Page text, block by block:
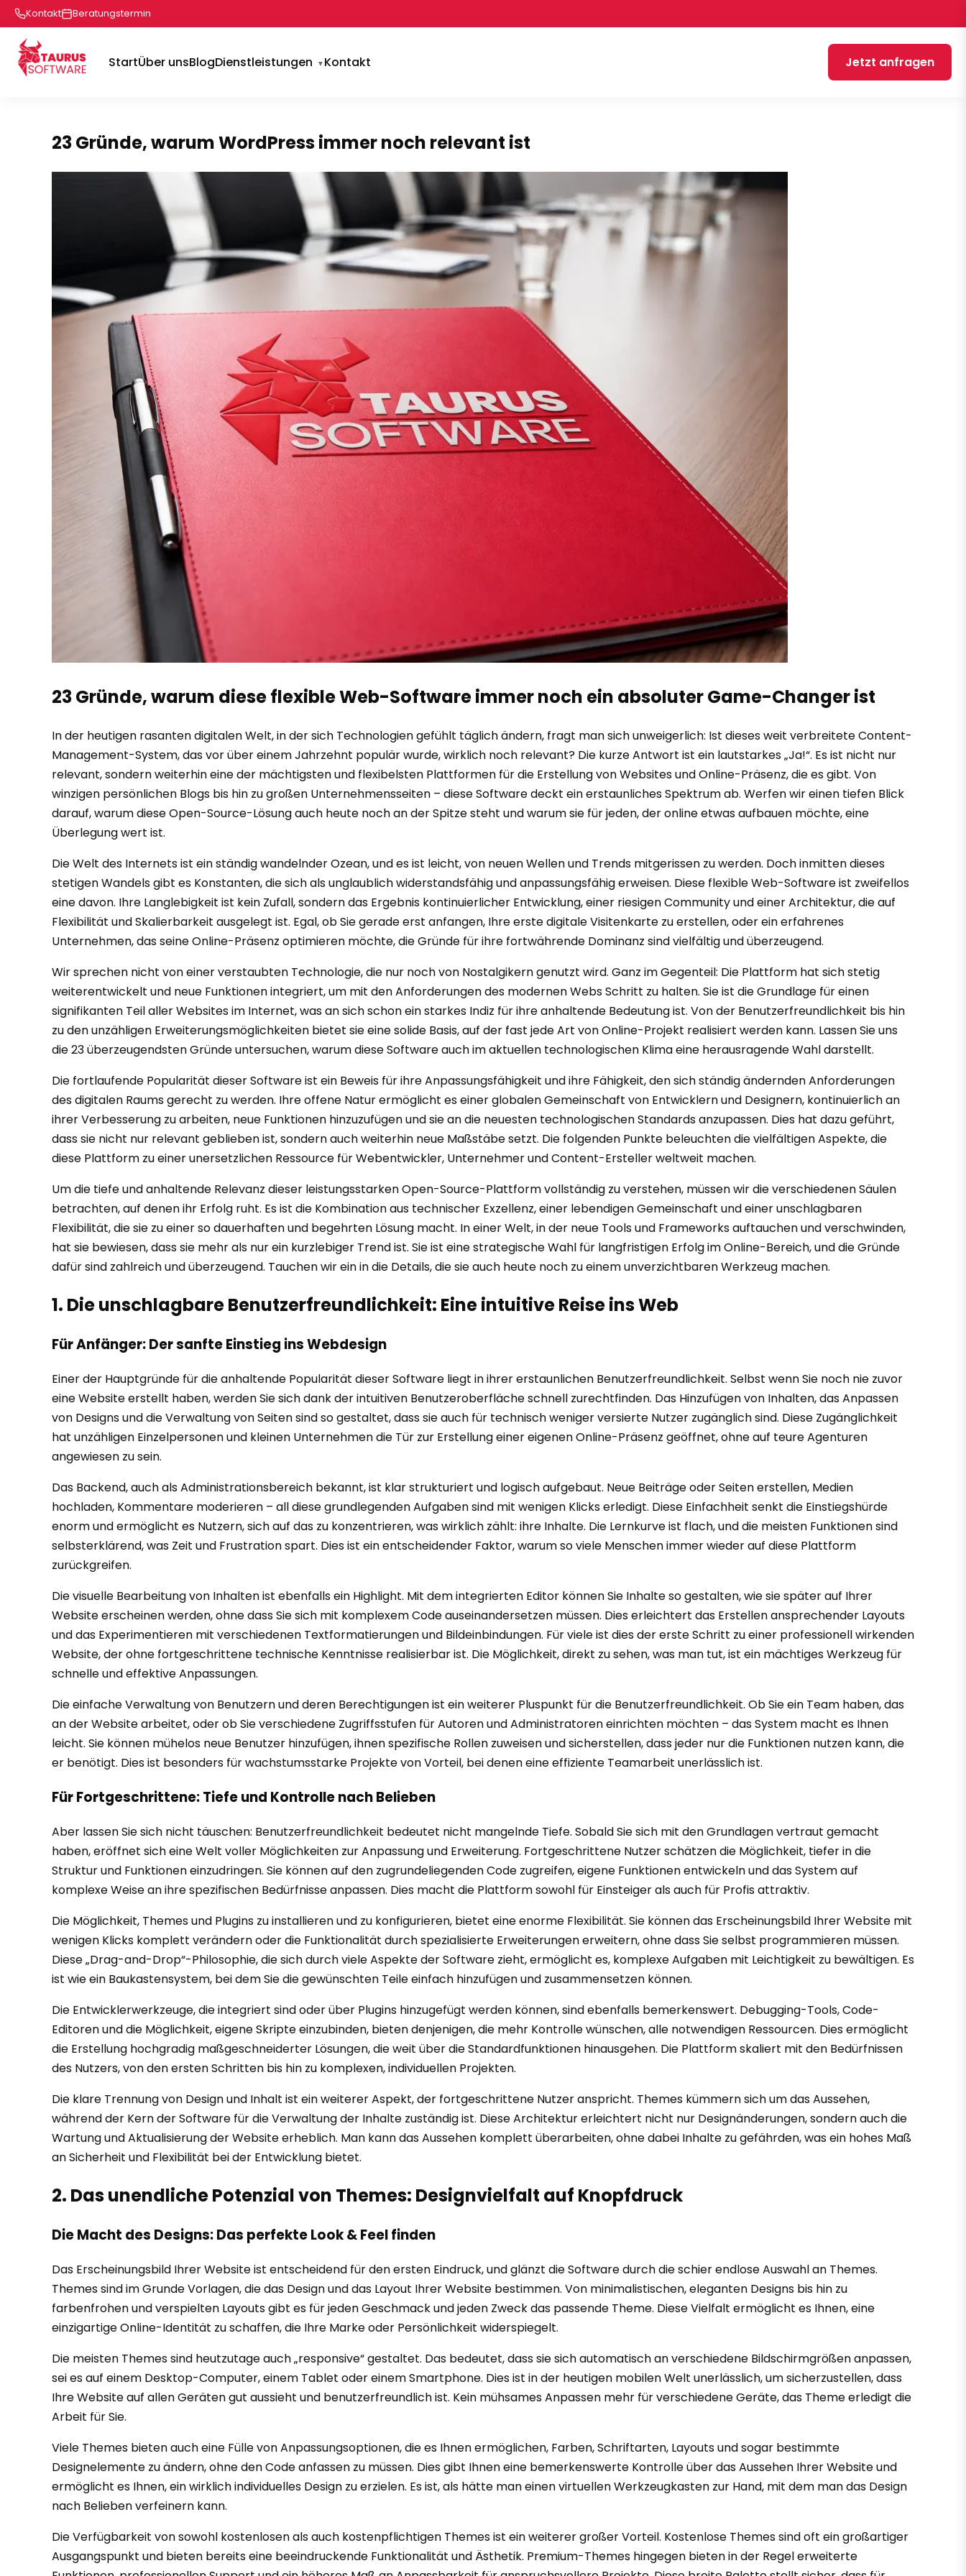
Kontakt Beratungstermin
StartÜber unsBlogDienstleistungen Kontakt Jetzt anfragen
23 Gründe, warum WordPress immer noch relevant ist
23 Gründe, warum diese flexible Web-Software immer noch ein absoluter Game-Changer ist
In der heutigen rasanten digitalen Welt, in der sich Technologien gefühlt täglich ändern, fragt man sich unweigerlich: Ist dieses weit verbreitete Content-
Management-System, das vor über einem Jahrzehnt populär wurde, wirklich noch relevant? Die kurze Antwort ist ein lautstarkes „Ja!“. Es ist nicht nur
relevant, sondern weiterhin eine der mächtigsten und flexibelsten Plattformen für die Erstellung von Websites und Online-Präsenz, die es gibt. Von
winzigen persönlichen Blogs bis hin zu großen Unternehmensseiten – diese Software deckt ein erstaunliches Spektrum ab. Werfen wir einen tiefen Blick
darauf, warum diese Open-Source-Lösung auch heute noch an der Spitze steht und warum sie für jeden, der online etwas aufbauen möchte, eine
Überlegung wert ist.
Die Welt des Internets ist ein ständig wandelnder Ozean, und es ist leicht, von neuen Wellen und Trends mitgerissen zu werden. Doch inmitten dieses
stetigen Wandels gibt es Konstanten, die sich als unglaublich widerstandsfähig und anpassungsfähig erweisen. Diese flexible Web-Software ist zweifellos
eine davon. Ihre Langlebigkeit ist kein Zufall, sondern das Ergebnis kontinuierlicher Entwicklung, einer riesigen Community und einer Architektur, die auf
Flexibilität und Skalierbarkeit ausgelegt ist. Egal, ob Sie gerade erst anfangen, Ihre erste digitale Visitenkarte zu erstellen, oder ein erfahrenes
Unternehmen, das seine Online-Präsenz optimieren möchte, die Gründe für ihre fortwährende Dominanz sind vielfältig und überzeugend.
Wir sprechen nicht von einer verstaubten Technologie, die nur noch von Nostalgikern genutzt wird. Ganz im Gegenteil: Die Plattform hat sich stetig
weiterentwickelt und neue Funktionen integriert, um mit den Anforderungen des modernen Webs Schritt zu halten. Sie ist die Grundlage für einen
signifikanten Teil aller Websites im Internet, was an sich schon ein starkes Indiz für ihre anhaltende Bedeutung ist. Von der Benutzerfreundlichkeit bis hin
zu den unzähligen Erweiterungsmöglichkeiten bietet sie eine solide Basis, auf der fast jede Art von Online-Projekt realisiert werden kann. Lassen Sie uns
die 23 überzeugendsten Gründe untersuchen, warum diese Software auch im aktuellen technologischen Klima eine herausragende Wahl darstellt.
Die fortlaufende Popularität dieser Software ist ein Beweis für ihre Anpassungsfähigkeit und ihre Fähigkeit, den sich ständig ändernden Anforderungen
des digitalen Raums gerecht zu werden. Ihre offene Natur ermöglicht es einer globalen Gemeinschaft von Entwicklern und Designern, kontinuierlich an
ihrer Verbesserung zu arbeiten, neue Funktionen hinzuzufügen und sie an die neuesten technologischen Standards anzupassen. Dies hat dazu geführt,
dass sie nicht nur relevant geblieben ist, sondern auch weiterhin neue Maßstäbe setzt. Die folgenden Punkte beleuchten die vielfältigen Aspekte, die
diese Plattform zu einer unersetzlichen Ressource für Webentwickler, Unternehmer und Content-Ersteller weltweit machen.
Um die tiefe und anhaltende Relevanz dieser leistungsstarken Open-Source-Plattform vollständig zu verstehen, müssen wir die verschiedenen Säulen
betrachten, auf denen ihr Erfolg ruht. Es ist die Kombination aus technischer Exzellenz, einer lebendigen Gemeinschaft und einer unschlagbaren
Flexibilität, die sie zu einer so dauerhaften und begehrten Lösung macht. In einer Welt, in der neue Tools und Frameworks auftauchen und verschwinden,
hat sie bewiesen, dass sie mehr als nur ein kurzlebiger Trend ist. Sie ist eine strategische Wahl für langfristigen Erfolg im Online-Bereich, und die Gründe
dafür sind zahlreich und überzeugend. Tauchen wir ein in die Details, die sie auch heute noch zu einem unverzichtbaren Werkzeug machen.
1. Die unschlagbare Benutzerfreundlichkeit: Eine intuitive Reise ins Web
Für Anfänger: Der sanfte Einstieg ins Webdesign
Einer der Hauptgründe für die anhaltende Popularität dieser Software liegt in ihrer erstaunlichen Benutzerfreundlichkeit. Selbst wenn Sie noch nie zuvor
eine Website erstellt haben, werden Sie sich dank der intuitiven Benutzeroberfläche schnell zurechtfinden. Das Hinzufügen von Inhalten, das Anpassen
von Designs und die Verwaltung von Seiten sind so gestaltet, dass sie auch für technisch weniger versierte Nutzer zugänglich sind. Diese Zugänglichkeit
hat unzähligen Einzelpersonen und kleinen Unternehmen die Tür zur Erstellung einer eigenen Online-Präsenz geöffnet, ohne auf teure Agenturen
angewiesen zu sein.
Das Backend, auch als Administrationsbereich bekannt, ist klar strukturiert und logisch aufgebaut. Neue Beiträge oder Seiten erstellen, Medien
hochladen, Kommentare moderieren – all diese grundlegenden Aufgaben sind mit wenigen Klicks erledigt. Diese Einfachheit senkt die Einstiegshürde
enorm und ermöglicht es Nutzern, sich auf das zu konzentrieren, was wirklich zählt: ihre Inhalte. Die Lernkurve ist flach, und die meisten Funktionen sind
selbsterklärend, was Zeit und Frustration spart. Dies ist ein entscheidender Faktor, warum so viele Menschen immer wieder auf diese Plattform
zurückgreifen.
Die visuelle Bearbeitung von Inhalten ist ebenfalls ein Highlight. Mit dem integrierten Editor können Sie Inhalte so gestalten, wie sie später auf Ihrer
Website erscheinen werden, ohne dass Sie sich mit komplexem Code auseinandersetzen müssen. Dies erleichtert das Erstellen ansprechender Layouts
und das Experimentieren mit verschiedenen Textformatierungen und Bildeinbindungen. Für viele ist dies der erste Schritt zu einer professionell wirkenden
Website, der ohne fortgeschrittene technische Kenntnisse realisierbar ist. Die Möglichkeit, direkt zu sehen, was man tut, ist ein mächtiges Werkzeug für
schnelle und effektive Anpassungen.
Die einfache Verwaltung von Benutzern und deren Berechtigungen ist ein weiterer Pluspunkt für die Benutzerfreundlichkeit. Ob Sie ein Team haben, das
an der Website arbeitet, oder ob Sie verschiedene Zugriffsstufen für Autoren und Administratoren einrichten möchten – das System macht es Ihnen
leicht. Sie können mühelos neue Benutzer hinzufügen, ihnen spezifische Rollen zuweisen und sicherstellen, dass jeder nur die Funktionen nutzen kann, die
er benötigt. Dies ist besonders für wachstumsstarke Projekte von Vorteil, bei denen eine effiziente Teamarbeit unerlässlich ist.
Für Fortgeschrittene: Tiefe und Kontrolle nach Belieben
Aber lassen Sie sich nicht täuschen: Benutzerfreundlichkeit bedeutet nicht mangelnde Tiefe. Sobald Sie sich mit den Grundlagen vertraut gemacht
haben, eröffnet sich eine Welt voller Möglichkeiten zur Anpassung und Erweiterung. Fortgeschrittene Nutzer schätzen die Möglichkeit, tiefer in die
Struktur und Funktionen einzudringen. Sie können auf den zugrundeliegenden Code zugreifen, eigene Funktionen entwickeln und das System auf
komplexe Weise an ihre spezifischen Bedürfnisse anpassen. Dies macht die Plattform sowohl für Einsteiger als auch für Profis attraktiv.
Die Möglichkeit, Themes und Plugins zu installieren und zu konfigurieren, bietet eine enorme Flexibilität. Sie können das Erscheinungsbild Ihrer Website mit
wenigen Klicks komplett verändern oder die Funktionalität durch spezialisierte Erweiterungen erweitern, ohne dass Sie selbst programmieren müssen.
Diese „Drag-and-Drop“-Philosophie, die sich durch viele Aspekte der Software zieht, ermöglicht es, komplexe Aufgaben mit Leichtigkeit zu bewältigen. Es
ist wie ein Baukastensystem, bei dem Sie die gewünschten Teile einfach hinzufügen und zusammensetzen können.
Die Entwicklerwerkzeuge, die integriert sind oder über Plugins hinzugefügt werden können, sind ebenfalls bemerkenswert. Debugging-Tools, Code-
Editoren und die Möglichkeit, eigene Skripte einzubinden, bieten denjenigen, die mehr Kontrolle wünschen, alle notwendigen Ressourcen. Dies ermöglicht
die Erstellung hochgradig maßgeschneiderter Lösungen, die weit über die Standardfunktionen hinausgehen. Die Plattform skaliert mit den Bedürfnissen
des Nutzers, von den ersten Schritten bis hin zu komplexen, individuellen Projekten.
Die klare Trennung von Design und Inhalt ist ein weiterer Aspekt, der fortgeschrittene Nutzer anspricht. Themes kümmern sich um das Aussehen,
während der Kern der Software für die Verwaltung der Inhalte zuständig ist. Diese Architektur erleichtert nicht nur Designänderungen, sondern auch die
Wartung und Aktualisierung der Website erheblich. Man kann das Aussehen komplett überarbeiten, ohne dabei Inhalte zu gefährden, was ein hohes Maß
an Sicherheit und Flexibilität bei der Entwicklung bietet.
2. Das unendliche Potenzial von Themes: Designvielfalt auf Knopfdruck
Die Macht des Designs: Das perfekte Look & Feel finden
Das Erscheinungsbild Ihrer Website ist entscheidend für den ersten Eindruck, und glänzt die Software durch die schier endlose Auswahl an Themes.
Themes sind im Grunde Vorlagen, die das Design und das Layout Ihrer Website bestimmen. Von minimalistischen, eleganten Designs bis hin zu
farbenfrohen und verspielten Layouts gibt es für jeden Geschmack und jeden Zweck das passende Theme. Diese Vielfalt ermöglicht es Ihnen, eine
einzigartige Online-Identität zu schaffen, die Ihre Marke oder Persönlichkeit widerspiegelt.
Die meisten Themes sind heutzutage auch „responsive“ gestaltet. Das bedeutet, dass sie sich automatisch an verschiedene Bildschirmgrößen anpassen,
sei es auf einem Desktop-Computer, einem Tablet oder einem Smartphone. Dies ist in der heutigen mobilen Welt unerlässlich, um sicherzustellen, dass
Ihre Website auf allen Geräten gut aussieht und benutzerfreundlich ist. Kein mühsames Anpassen mehr für verschiedene Geräte, das Theme erledigt die
Arbeit für Sie.
Viele Themes bieten auch eine Fülle von Anpassungsoptionen, die es Ihnen ermöglichen, Farben, Schriftarten, Layouts und sogar bestimmte
Designelemente zu ändern, ohne den Code anfassen zu müssen. Dies gibt Ihnen eine bemerkenswerte Kontrolle über das Aussehen Ihrer Website und
ermöglicht es Ihnen, ein wirklich individuelles Design zu erzielen. Es ist, als hätte man einen virtuellen Werkzeugkasten zur Hand, mit dem man das Design
nach Belieben verfeinern kann.
Die Verfügbarkeit von sowohl kostenlosen als auch kostenpflichtigen Themes ist ein weiterer großer Vorteil. Kostenlose Themes sind oft ein großartiger
Ausgangspunkt und bieten bereits eine beeindruckende Funktionalität und Ästhetik. Premium-Themes hingegen bieten in der Regel erweiterte